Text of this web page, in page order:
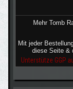
Mehr Tomb
Mit jeder
diese Seite &
Unterstütze GGP